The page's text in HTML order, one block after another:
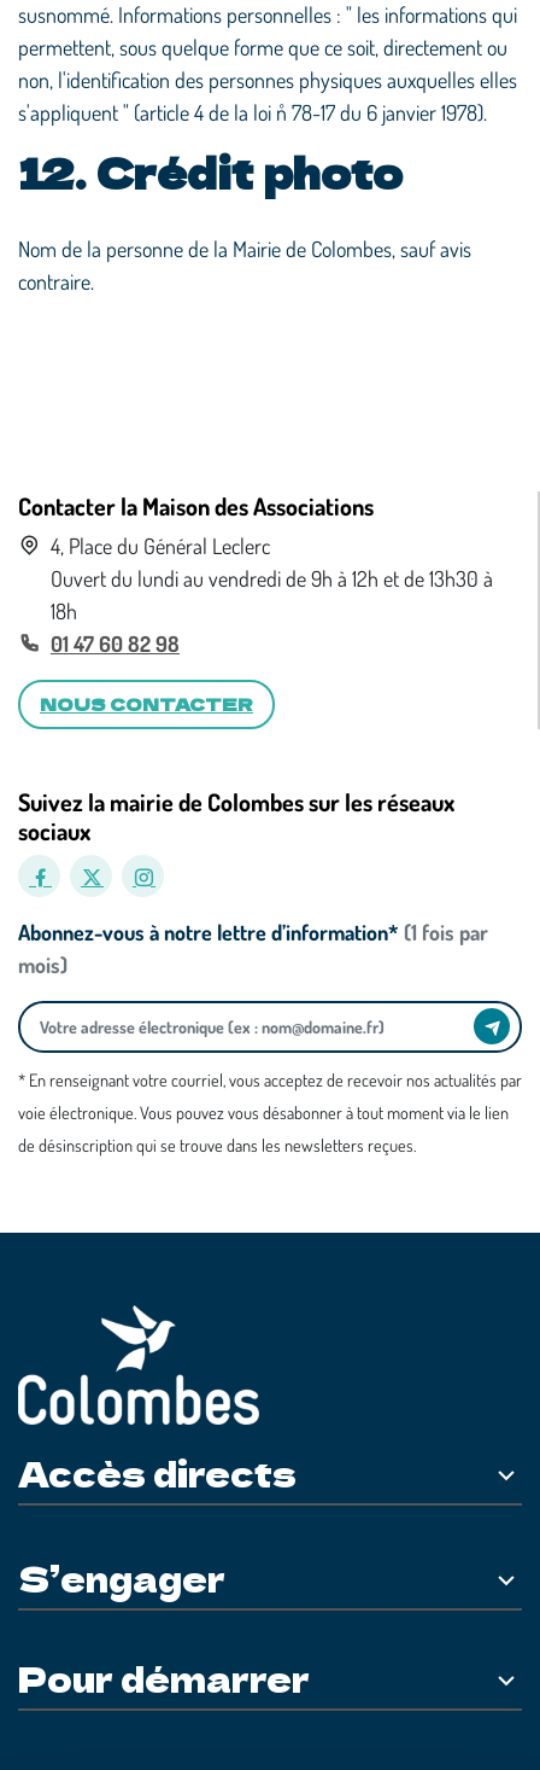
susnommé. Informations personnelles : " les informations qui
permettent, sous quelque forme que ce soit, directement ou
non, l'identification des personnes physiques auxquelles elles
s'appliquent " (article 4 de la loi n˚ 78-17 du 6 janvier 1978).
12. Crédit photo
Nom de la personne de la Mairie de Colombes, sauf avis
contraire.
Contacter la Maison des Associations
4, Place du Général Leclerc
Ouvert du lundi au vendredi de 9h à 12h et de 13h30 à
18h
01 47 60 82 98
NOUS CONTACTER
Suivez la mairie de Colombes sur les réseaux
sociaux
Abonnez-vous à notre lettre d’information* (1 fois par
mois)
* En renseignant votre courriel, vous acceptez de recevoir nos actualités par
voie électronique. Vous pouvez vous désabonner à tout moment via le lien
de désinscription qui se trouve dans les newsletters reçues.
Accès directs
S’engager
Pour démarrer